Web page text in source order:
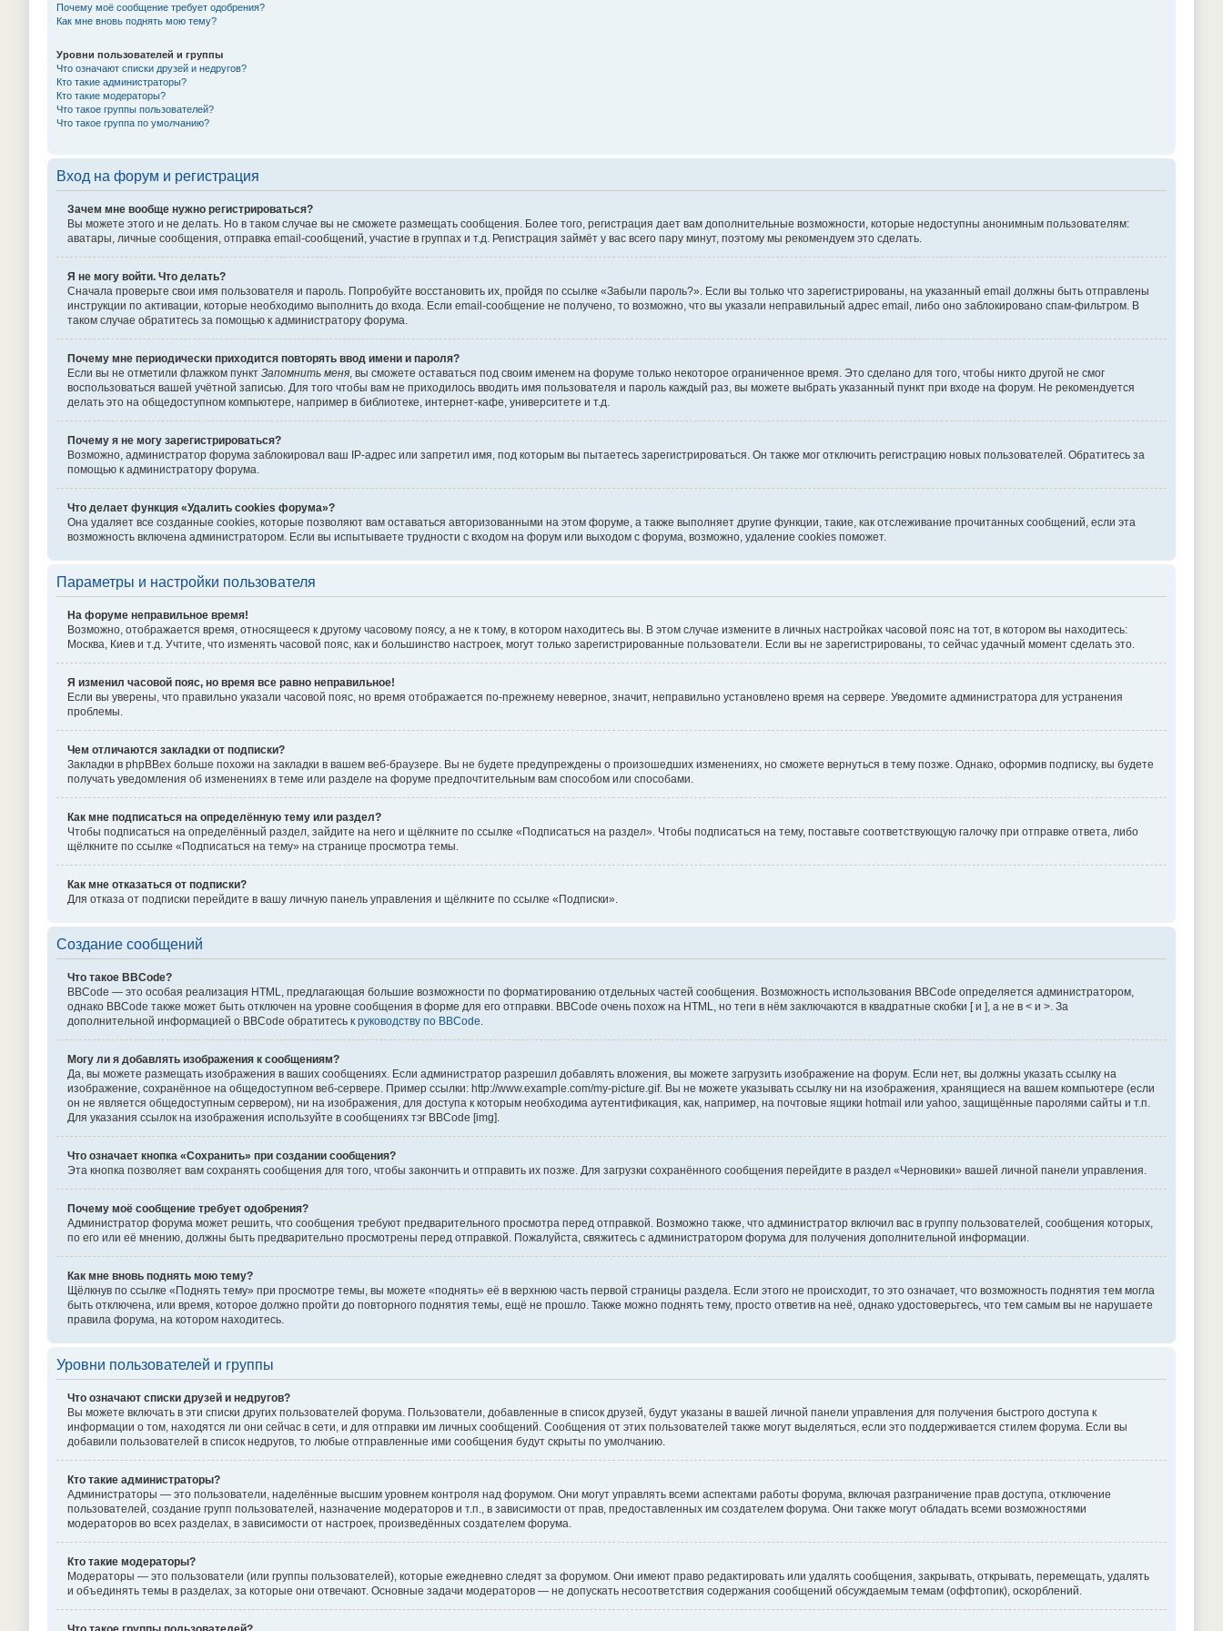
Почему моё сообщение требует одобрения?
Как мне вновь поднять мою тему?
Уровни пользователей и группы
Что означают списки друзей и недругов?
Кто такие администраторы?
Кто такие модераторы?
Что такое группы пользователей?
Что такое группа по умолчанию?
Вход на форум и регистрация
Зачем мне вообще нужно регистрироваться?
Вы можете этого и не делать. Но в таком случае вы не сможете размещать сообщения. Более того, регистрация дает вам дополнительные возможности, которые недоступны анонимным пользователям:
аватары, личные сообщения, отправка email-сообщений, участие в группах и т.д. Регистрация займёт у вас всего пару минут, поэтому мы рекомендуем это сделать.
Я не могу войти. Что делать?
Сначала проверьте свои имя пользователя и пароль. Попробуйте восстановить их, пройдя по ссылке «Забыли пароль?». Если вы только что зарегистрированы, на указанный email должны быть отправлены
инструкции по активации, которые необходимо выполнить до входа. Если email-сообщение не получено, то возможно, что вы указали неправильный адрес email, либо оно заблокировано спам-фильтром. В
таком случае обратитесь за помощью к администратору форума.
Почему мне периодически приходится повторять ввод имени и пароля?
Если вы не отметили флажком пункт Запомнить меня, вы сможете оставаться под своим именем на форуме только некоторое ограниченное время. Это сделано для того, чтобы никто другой не смог
воспользоваться вашей учётной записью. Для того чтобы вам не приходилось вводить имя пользователя и пароль каждый раз, вы можете выбрать указанный пункт при входе на форум. Не рекомендуется
делать это на общедоступном компьютере, например в библиотеке, интернет-кафе, университете и т.д.
Почему я не могу зарегистрироваться?
Возможно, администратор форума заблокировал ваш IP-адрес или запретил имя, под которым вы пытаетесь зарегистрироваться. Он также мог отключить регистрацию новых пользователей. Обратитесь за
помощью к администратору форума.
Что делает функция «Удалить cookies форума»?
Она удаляет все созданные cookies, которые позволяют вам оставаться авторизованными на этом форуме, а также выполняет другие функции, такие, как отслеживание прочитанных сообщений, если эта
возможность включена администратором. Если вы испытываете трудности с входом на форум или выходом с форума, возможно, удаление cookies поможет.
Параметры и настройки пользователя
На форуме неправильное время!
Возможно, отображается время, относящееся к другому часовому поясу, а не к тому, в котором находитесь вы. В этом случае измените в личных настройках часовой пояс на тот, в котором вы находитесь:
Москва, Киев и т.д. Учтите, что изменять часовой пояс, как и большинство настроек, могут только зарегистрированные пользователи. Если вы не зарегистрированы, то сейчас удачный момент сделать это.
Я изменил часовой пояс, но время все равно неправильное!
Если вы уверены, что правильно указали часовой пояс, но время отображается по-прежнему неверное, значит, неправильно установлено время на сервере. Уведомите администратора для устранения
проблемы.
Чем отличаются закладки от подписки?
Закладки в phpBBex больше похожи на закладки в вашем веб-браузере. Вы не будете предупреждены о произошедших изменениях, но сможете вернуться в тему позже. Однако, оформив подписку, вы будете
получать уведомления об изменениях в теме или разделе на форуме предпочтительным вам способом или способами.
Как мне подписаться на определённую тему или раздел?
Чтобы подписаться на определённый раздел, зайдите на него и щёлкните по ссылке «Подписаться на раздел». Чтобы подписаться на тему, поставьте соответствующую галочку при отправке ответа, либо
щёлкните по ссылке «Подписаться на тему» на странице просмотра темы.
Как мне отказаться от подписки?
Для отказа от подписки перейдите в вашу личную панель управления и щёлкните по ссылке «Подписки».
Создание сообщений
Что такое BBCode?
BBCode — это особая реализация HTML, предлагающая большие возможности по форматированию отдельных частей сообщения. Возможность использования BBCode определяется администратором,
однако BBCode также может быть отключен на уровне сообщения в форме для его отправки. BBCode очень похож на HTML, но теги в нём заключаются в квадратные скобки [ и ], а не в < и >. За
дополнительной информацией о BBCode обратитесь к руководству по BBCode.
Могу ли я добавлять изображения к сообщениям?
Да, вы можете размещать изображения в ваших сообщениях. Если администратор разрешил добавлять вложения, вы можете загрузить изображение на форум. Если нет, вы должны указать ссылку на
изображение, сохранённое на общедоступном веб-сервере. Пример ссылки: http://www.example.com/my-picture.gif. Вы не можете указывать ссылку ни на изображения, хранящиеся на вашем компьютере (если
он не является общедоступным сервером), ни на изображения, для доступа к которым необходима аутентификация, как, например, на почтовые ящики hotmail или yahoo, защищённые паролями сайты и т.п.
Для указания ссылок на изображения используйте в сообщениях тэг BBCode [img].
Что означает кнопка «Сохранить» при создании сообщения?
Эта кнопка позволяет вам сохранять сообщения для того, чтобы закончить и отправить их позже. Для загрузки сохранённого сообщения перейдите в раздел «Черновики» вашей личной панели управления.
Почему моё сообщение требует одобрения?
Администратор форума может решить, что сообщения требуют предварительного просмотра перед отправкой. Возможно также, что администратор включил вас в группу пользователей, сообщения которых,
по его или её мнению, должны быть предварительно просмотрены перед отправкой. Пожалуйста, свяжитесь с администратором форума для получения дополнительной информации.
Как мне вновь поднять мою тему?
Щёлкнув по ссылке «Поднять тему» при просмотре темы, вы можете «поднять» её в верхнюю часть первой страницы раздела. Если этого не происходит, то это означает, что возможность поднятия тем могла
быть отключена, или время, которое должно пройти до повторного поднятия темы, ещё не прошло. Также можно поднять тему, просто ответив на неё, однако удостоверьтесь, что тем самым вы не нарушаете
правила форума, на котором находитесь.
Уровни пользователей и группы
Что означают списки друзей и недругов?
Вы можете включать в эти списки других пользователей форума. Пользователи, добавленные в список друзей, будут указаны в вашей личной панели управления для получения быстрого доступа к
информации о том, находятся ли они сейчас в сети, и для отправки им личных сообщений. Сообщения от этих пользователей также могут выделяться, если это поддерживается стилем форума. Если вы
добавили пользователей в список недругов, то любые отправленные ими сообщения будут скрыты по умолчанию.
Кто такие администраторы?
Администраторы — это пользователи, наделённые высшим уровнем контроля над форумом. Они могут управлять всеми аспектами работы форума, включая разграничение прав доступа, отключение
пользователей, создание групп пользователей, назначение модераторов и т.п., в зависимости от прав, предоставленных им создателем форума. Они также могут обладать всеми возможностями
модераторов во всех разделах, в зависимости от настроек, произведённых создателем форума.
Кто такие модераторы?
Модераторы — это пользователи (или группы пользователей), которые ежедневно следят за форумом. Они имеют право редактировать или удалять сообщения, закрывать, открывать, перемещать, удалять
и объединять темы в разделах, за которые они отвечают. Основные задачи модераторов — не допускать несоответствия содержания сообщений обсуждаемым темам (оффтопик), оскорблений.